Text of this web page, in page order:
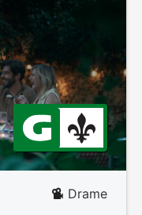
Drame